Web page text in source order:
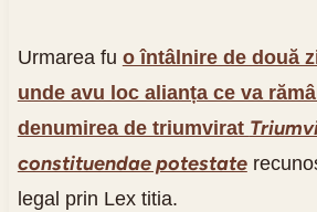
Urmarea fu o întâlnire de două
unde avu loc alianța ce va
denumirea de triumvirat
constituendae potestate
legal prin Lex titia.